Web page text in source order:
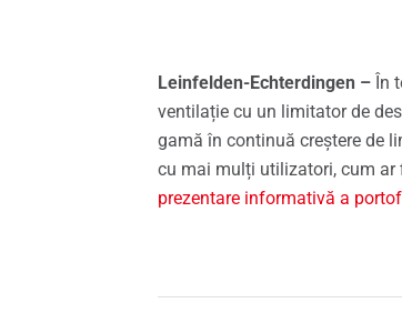
Leinfelden-Echterdingen – În
ventilație cu un limitator de
gamă în continuă creștere de
cu mai mulți utilizatori, cum ar
prezentare informativă a